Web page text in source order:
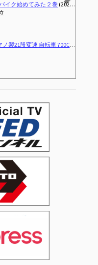
ム クロスバイク ディスクブレーキ 泥除け完備 男女兼用 通勤 通学 旅行 街乗り サイクリング 10 (グレー)
クトレーニング(2026-07-31T00:00:01Z)